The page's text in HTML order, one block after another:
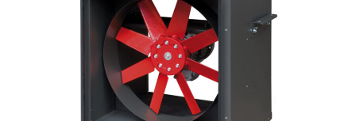
DETAILS